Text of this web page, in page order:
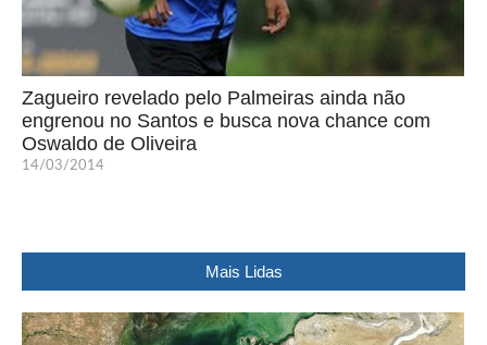
Zagueiro revelado pelo Palmeiras ainda não
engrenou no Santos e busca nova chance com
Oswaldo de Oliveira
14/03/2014
Mais Lidas